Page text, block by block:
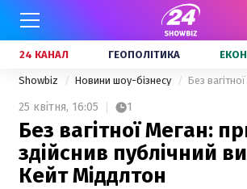
24 КАНАЛ ГЕОПОЛІТИКА
Showbiz Новини шоу-бізнесу
25 квітня, 16:05 1
Без вагітної Меган:
здійснив публічний
Кейт Міддлтон